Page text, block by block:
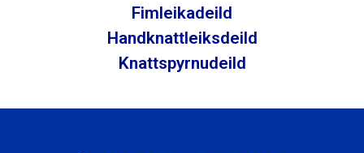
Fimleikadeild
Handknattleiksdeild
Knattspyrnudeild